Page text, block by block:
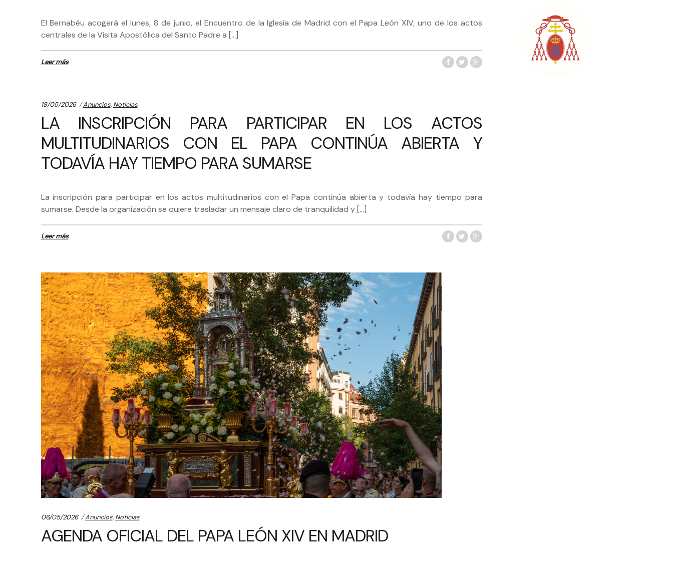
El Bernabéu acogerá el lunes, 8 de junio, el Encuentro de la Iglesia de Madrid con el Papa León XIV, uno de los actos
centrales de la Visita Apostólica del Santo Padre a […]
Leer más
18/05/2026 Categories:
Anuncios, Noticias
LA INSCRIPCIÓN PARA PARTICIPAR EN LOS ACTOS
MULTITUDINARIOS CON EL PAPA CONTINÚA ABIERTA Y
TODAVÍA HAY TIEMPO PARA SUMARSE
La inscripción para participar en los actos multitudinarios con el Papa continúa abierta y todavía hay tiempo para
sumarse. Desde la organización se quiere trasladar un mensaje claro de tranquilidad y […]
Leer más
06/05/2026 Categories:
Anuncios, Noticias
AGENDA OFICIAL DEL PAPA LEÓN XIV EN MADRID